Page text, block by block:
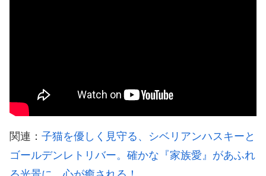
関連： 子猫を優しく見守る、シベリアンハスキーと
ゴールデンレトリバー。確かな『家族愛』があふれ